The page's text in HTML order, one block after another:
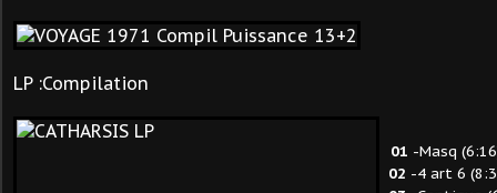
LP :Compilation
01 -Masq
02 -4 art 6